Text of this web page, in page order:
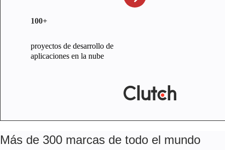
100+
proyectos de desarrollo de
aplicaciones en la nube
Más de 300 marcas de todo el mundo